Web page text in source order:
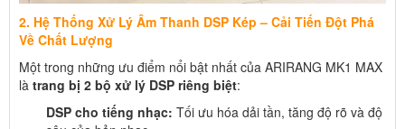
2. Hệ Thống Xử Lý Âm Thanh DSP Kép – Cải Tiến Đột Phá
Về Chất Lượng
Một trong những ưu điểm nổi bật nhất của ARIRANG MK1 MAX
là trang bị 2 bộ xử lý DSP riêng biệt:
DSP cho tiếng nhạc: Tối ưu hóa dải tần, tăng độ rõ và độ